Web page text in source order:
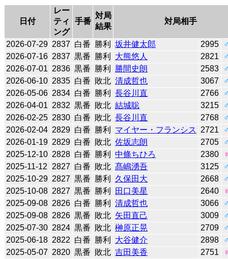
日付
レー
ティ
ング
手番
対局
結果
対局相手
2026-07-29 2837 白番 勝利 坂井健太郎 2995
2026-07-16 2837 黒番 勝利 大熊悠人 2821
2026-07-01 2836 黒番 勝利 勝間史朗 2583
2026-06-10 2835 白番 敗北 清成哲也 3067
2026-05-06 2834 白番 勝利 長谷川直 2766
2026-04-01 2832 黒番 敗北 結城聡 3215
2026-02-25 2830 白番 敗北 長谷川直 2768
2026-02-04 2829 白番 勝利 マイヤー・フランシス 2721
2026-01-19 2829 白番 敗北 佐坂志朗 2705
2025-12-10 2828 白番 勝利 中條ちひろ 2380
2025-11-12
2827 白番 敗北 髙嶋湧吾 3125
2025-10-29 2827 黒番 勝利 久保田大 2668
2025-10-08 2827 黒番 勝利 田口美星 2640
2025-09-08 2826 白番 勝利 清成哲也 3066
2025-09-08 2826 黒番 敗北 矢田直己 3009
2025-07-30 2824 黒番 敗北 榊原正晃 2709
2025-06-18 2822 白番 勝利 大谷健介 2898
2025-05-07 2820 黒番 敗北 吉田美香 2751